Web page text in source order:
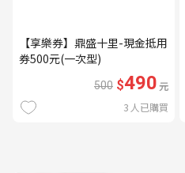
【享樂券】鼎盛十里-現金抵用
券500元(一次型)
500 $490元
3 人已購買